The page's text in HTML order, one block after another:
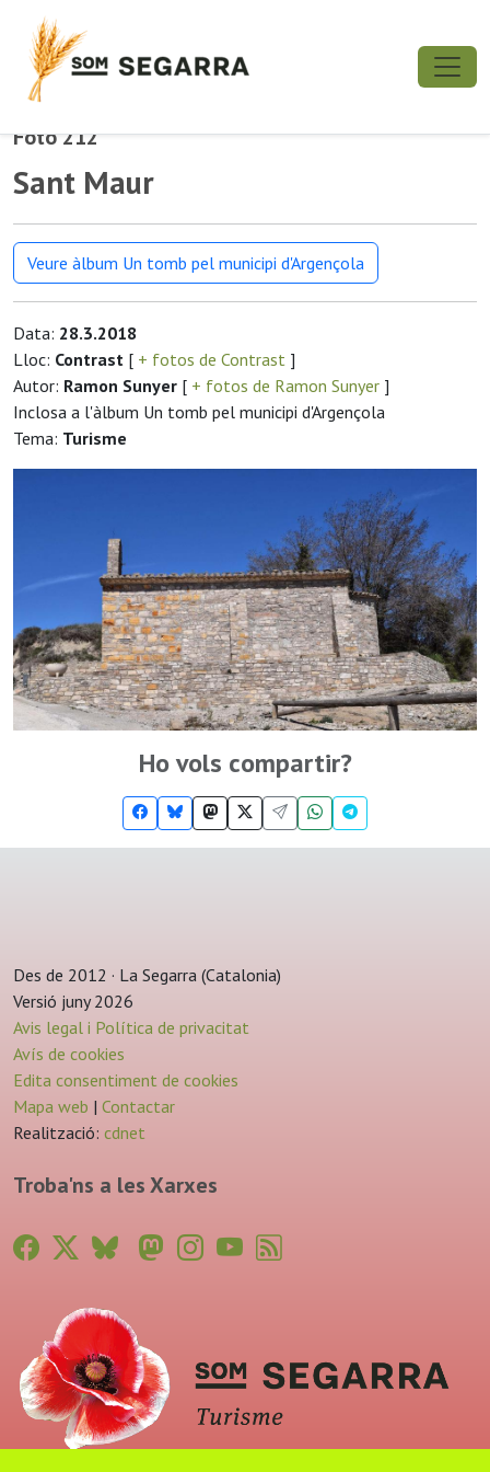
Foto 212
Sant Maur
Veure àlbum Un tomb pel municipi d'Argençola
Data: 28.3.2018
Lloc: Contrast [ + fotos de Contrast ]
Autor: Ramon Sunyer [ + fotos de Ramon Sunyer ]
Inclosa a l'àlbum Un tomb pel municipi d'Argençola
Tema: Turisme
Ho vols compartir?
Des de 2012 · La Segarra (Catalonia)
Versió juny 2026
Avis legal i Política de privacitat
Avís de cookies
Edita consentiment de cookies
Mapa web | Contactar
Realització: cdnet
Troba'ns a les Xarxes